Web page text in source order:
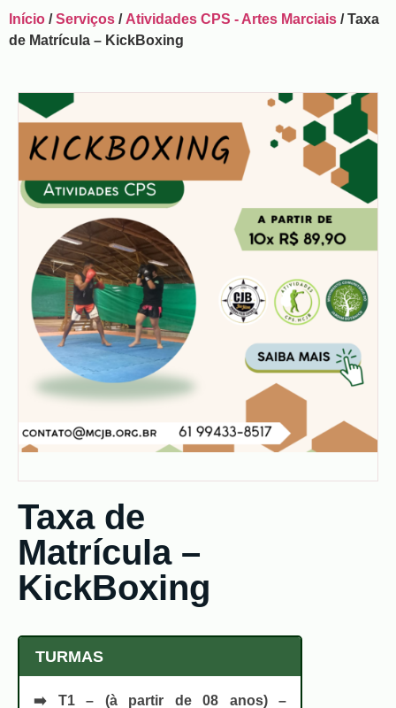
Início /Serviços / Atividades CPS - Artes Marciais / Taxa
de Matrícula – KickBoxing
Taxa de
Matrícula –
KickBoxing
TURMAS
➡️ T1 – (à partir de 08 anos)–